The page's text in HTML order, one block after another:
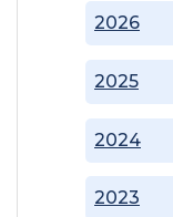
2023
2024
2025
2026